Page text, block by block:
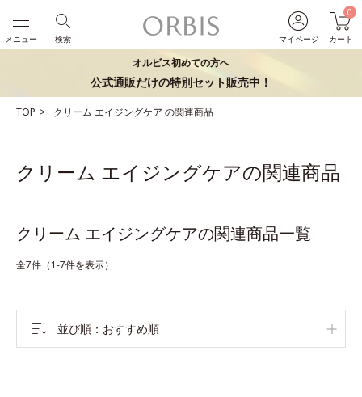
マイページ
0
カート
検索
メニュー
オルビス初めての方へ
公式通販だけの特別セット販売中！
TOP クリーム エイジングケア の関連商品
クリーム エイジングケアの関連商品
クリーム エイジングケアの関連商品一覧
全7件（1-7件を表示）
並び順 おすすめ順